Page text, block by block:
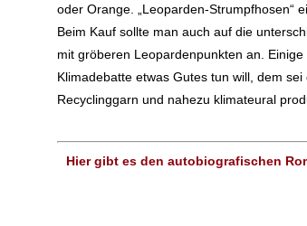
oder Orange. „Leoparden-Strumpfhosen“
Beim Kauf sollte man auch auf die
mit gröberen Leopardenpunkten an.
Klimadebatte etwas Gutes tun will, dem
Recyclinggarn und nahezu klimateural
Hier gibt es den autobiografischen